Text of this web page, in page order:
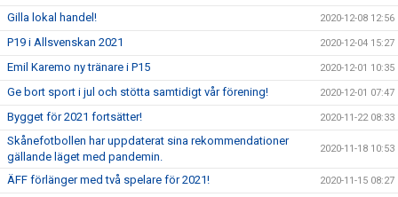
Gilla lokal handel! 2020-12-08 12:56
P19 i Allsvenskan 2021 2020-12-04 15:27
Emil Karemo ny tränare i P15 2020-12-01 10:35
Ge bort sport i jul och stötta samtidigt vår förening! 2020-12-01 07:47
Bygget för 2021 fortsätter! 2020-11-22 08:33
Skånefotbollen har uppdaterat sina rekommendationer
gällande läget med pandemin.
2020-11-18 10:53
ÄFF förlänger med två spelare för 2021! 2020-11-15 08:27